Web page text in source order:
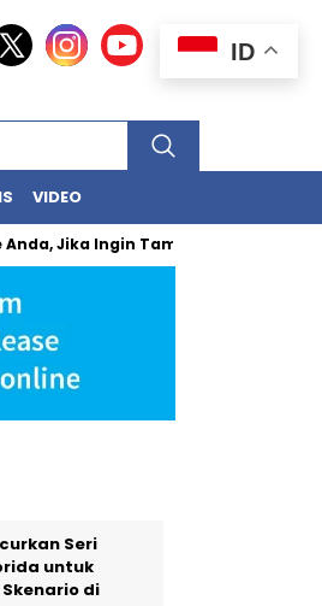
VIDEO
Ingin Tampil di Media Ekonomi dan
Seri
untuk
di
ID